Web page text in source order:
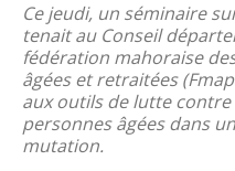
Ce jeudi, un séminaire
tenait au Conseil
fédération mahoraise
âgées et retraitées
aux outils de lutte
personnes âgées dans
mutation.